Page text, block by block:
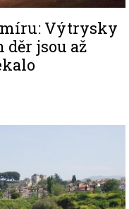
Výtrysky
jsou až